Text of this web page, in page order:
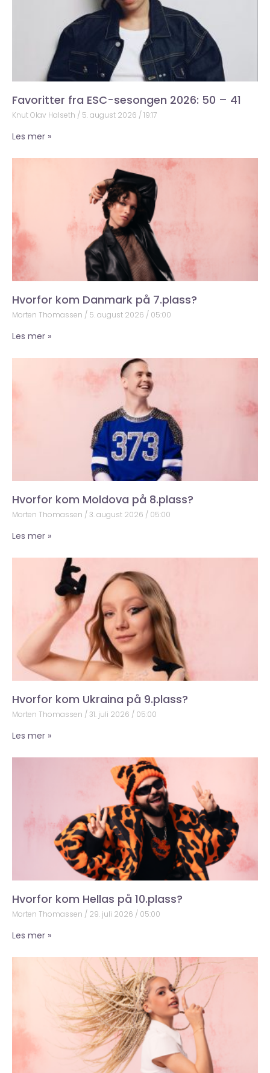
Favoritter fra ESC-sesongen 2026: 50 – 41
Knut Olav Halseth 5. august 2026 19:17
Les mer »
Hvorfor kom Danmark på 7.plass?
Morten Thomassen 5. august 2026 05:00
Les mer »
Hvorfor kom Moldova på 8.plass?
Morten Thomassen 3. august 2026 05:00
Les mer »
Hvorfor kom Ukraina på 9.plass?
Morten Thomassen 31. juli 2026 05:00
Les mer »
Hvorfor kom Hellas på 10.plass?
Morten Thomassen 29. juli 2026 05:00
Les mer »